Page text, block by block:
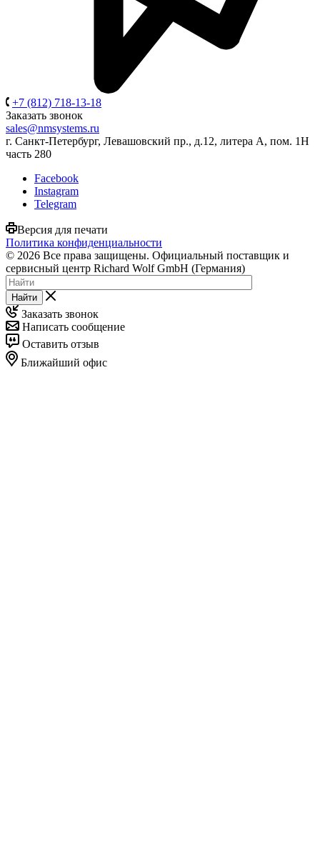
+7 (812) 718-13-18
Заказать звонок
sales@nmsystems.ru
г. Санкт-Петербург, Левашовский пр., д.12, литера А, пом. 1Н
часть 280
Facebook
Instagram
Telegram
Версия для печати
Политика конфиденциальности
© 2026 Все права защищены. Официальный поставщик и
сервисный центр Richard Wolf GmbH (Германия)
Найти
Заказать звонок
Написать сообщение
Оставить отзыв
Ближайший офис